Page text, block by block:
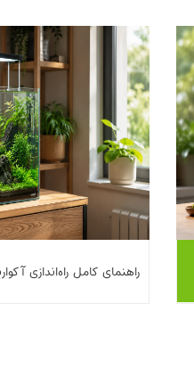
جذاب از
است؛ اما
راهنمای کامل راه‌اندازی